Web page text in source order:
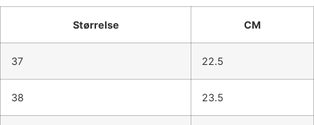
Størrelse CM
37 22.5
38 23.5